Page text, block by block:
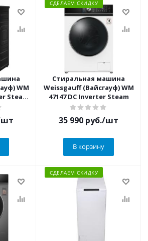
WM
Steam
СДЕЛАЕМ СКИДКУ
Стиральная машина
Weissgauff (Вайсгауф) WM
47147 DC Inverter Steam
35 990 руб./шт
В корзину
СДЕЛАЕМ СКИДКУ